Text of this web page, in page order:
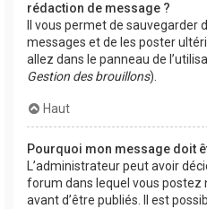
rédaction de message ?
Il vous permet de sauvegarder
messages et de les poster
allez dans le panneau de
Gestion des brouillons).
Haut
Pourquoi mon message doit
L’administrateur peut avoir
forum dans lequel vous postez
avant d’être publiés. Il est